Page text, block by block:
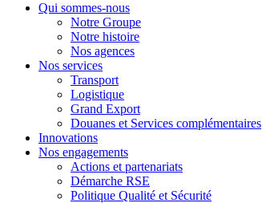
Qui sommes-nous
Notre Groupe
Notre histoire
Nos agences
Nos services
Transport
Logistique
Grand Export
Douanes et Services complémentaires
Innovations
Nos engagements
Actions et partenariats
Démarche RSE
Politique Qualité et Sécurité